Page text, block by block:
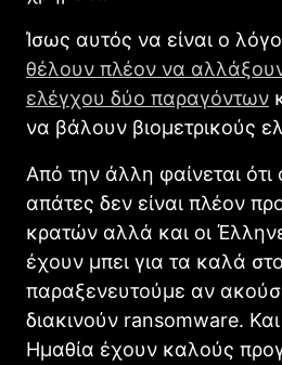
Ίσως αυτός να είναι ο
θέλουν πλέον να
ελέγχου δύο παραγόντων
να βάλουν βιομετρικούς
Από την άλλη φαίνεται ότι
απάτες δεν είναι πλέον
κρατών αλλά και οι
έχουν μπει για τα καλά
παραξενευτούμε αν
διακινούν ransomware. Και
Ημαθία έχουν καλούς